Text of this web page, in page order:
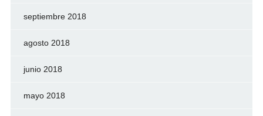
septiembre 2018
agosto 2018
junio 2018
mayo 2018